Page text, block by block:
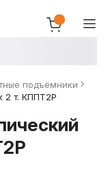
подъёмники
2 т. КППТ2Р